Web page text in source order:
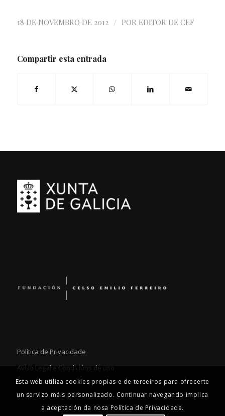
18 DE NOVEMBRO DE 2012 / POR EDITOR DE CEF
Compartir esta entrada
Política de Privacidade
Aviso Legal e Condicións de uso
Esta web utiliza cookies propias e de terceiros para ofrecerte
un servizo máis personalizado. Continuar navegando implica
a aceptación da nosa Política de Privacidade.